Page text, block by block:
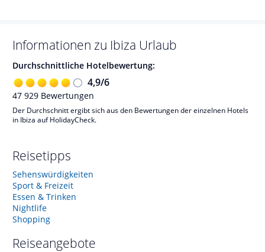
Informationen zu Ibiza Urlaub
Durchschnittliche Hotelbewertung:
4,9/6
47 929 Bewertungen
Der Durchschnitt ergibt sich aus den Bewertungen der einzelnen Hotels
in Ibiza auf HolidayCheck.
Reisetipps
Sehenswürdigkeiten
Sport & Freizeit
Essen & Trinken
Nightlife
Shopping
Reiseangebote